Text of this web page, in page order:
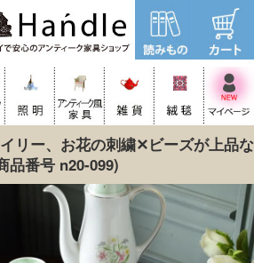
リー、お花の刺繍✕ビーズが上品な
品番号 n20-099)